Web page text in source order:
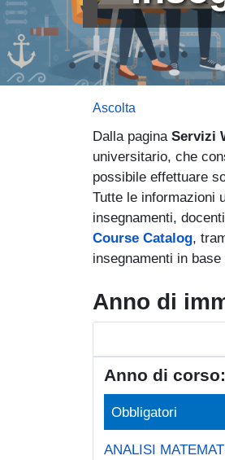
Ascolta
Dalla pagina Servizi
universitario, che
possibile effettuare
Tutte le informazioni
insegnamenti,
Course Catalog,
insegnamenti in
Anno di
Anno di
Obbligatori
ANALISI